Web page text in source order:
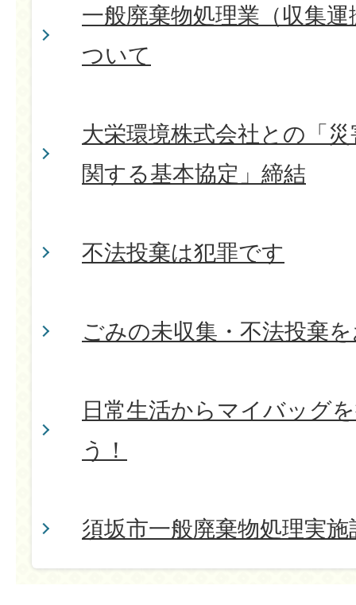
一般廃棄物処理業（収集
ついて
大栄環境株式会社との「
関する基本協定」締結
不法投棄は犯罪です
ごみの未収集・不法投棄
日常生活からマイバッグ
う！
須坂市一般廃棄物処理実施